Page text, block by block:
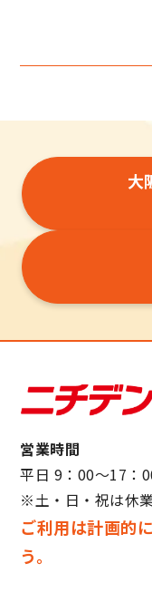
大
営業時間
平日 9：00～17：
※土・日・祝は休業
ご利用は計画的
う。